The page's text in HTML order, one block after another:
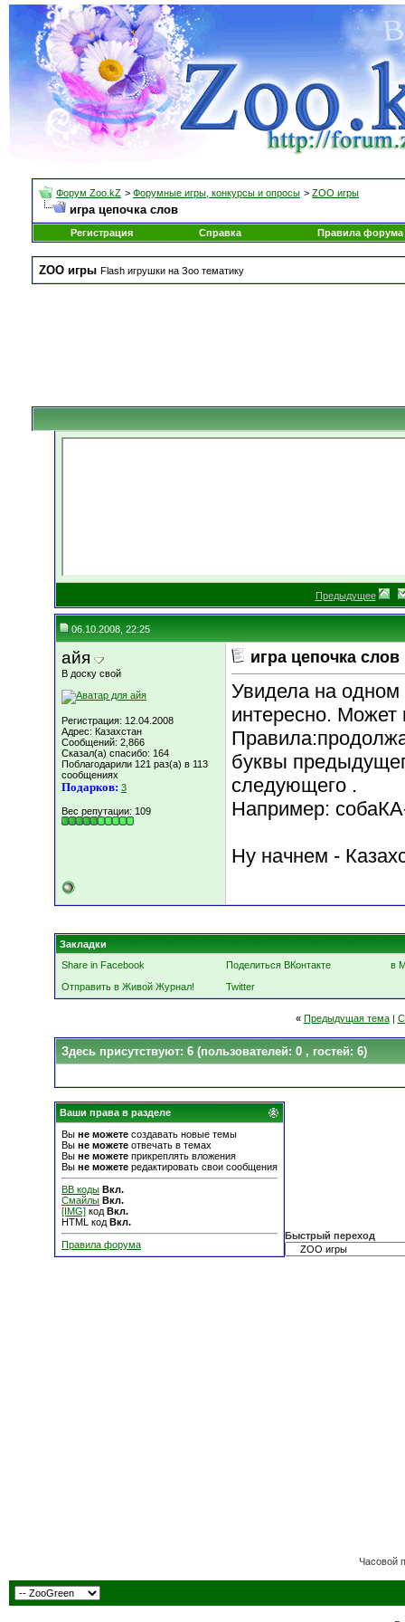
Форум Zoo.kZ > Форумные игры, конкурсы и опросы > ZOO игры
игра цепочка слов
Регистрация Справка Правила форума
ZOO игры Flash игрушки на Зоо тематику
Предыдущее
06.10.2008, 22:25
айя
В доску свой
Регистрация: 12.04.2008
Адрес: Казахстан
Сообщений: 2,866
Сказал(а) спасибо: 164
Поблагодарили 121 раз(а) в 113
сообщениях
Подарков: 3
Вес репутации: 109
игра цепочка слов
Увидела на
интересно. Может
буквы
следующего .
Например:
Ну начнем -
Закладки
Share in Facebook
Поделиться ВКонтакте
в
Отправить в Живой Журнал!
Twitter
« Предыдущая тема|
Здесь присутствуют: 6 (пользователей: 0 , гостей: 6)
Ваши права в разделе
Вы не можете создавать новые темы
Вы не можете отвечать в темах
Вы не можете прикреплять вложения
Вы не можете редактировать свои сообщения
BB коды Вкл.
Смайлы Вкл.
[IMG] код Вкл.
HTML код Вкл.
Правила форума
Быстрый переход
Часовой